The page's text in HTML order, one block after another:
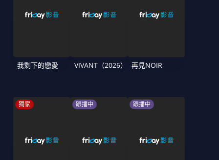
我剩下的戀愛 VIVANT（2026） 再見NOIR
獨家 跟播中 跟播中